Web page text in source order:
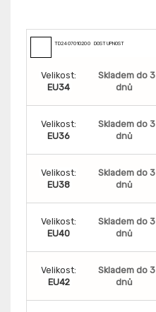
TD2407010200000DOSTUPNOST
Velikost:
EU34
Skladem do 3
dnů
Velikost:
EU36
Skladem do 3
dnů
Velikost:
EU38
Skladem do 3
dnů
Velikost:
EU40
Skladem do 3
dnů
Velikost:
EU42
Skladem do 3
dnů